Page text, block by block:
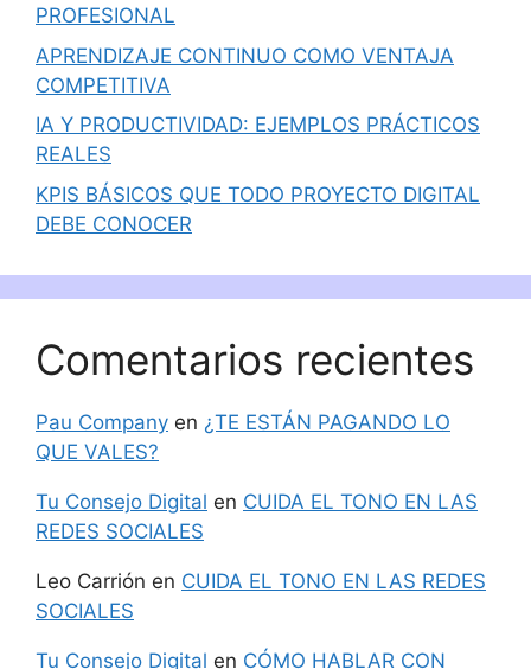
PROFESIONAL
APRENDIZAJE CONTINUO COMO VENTAJA
COMPETITIVA
IA Y PRODUCTIVIDAD: EJEMPLOS PRÁCTICOS
REALES
KPIS BÁSICOS QUE TODO PROYECTO DIGITAL
DEBE CONOCER
Comentarios recientes
Pau Company en ¿TE ESTÁN PAGANDO LO
QUE VALES?
Tu Consejo Digital en CUIDA EL TONO EN LAS
REDES SOCIALES
Leo Carrión en CUIDA EL TONO EN LAS REDES
SOCIALES
Tu Consejo Digital en CÓMO HABLAR CON